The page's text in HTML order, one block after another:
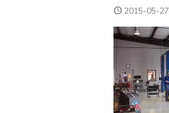
2015-05-27